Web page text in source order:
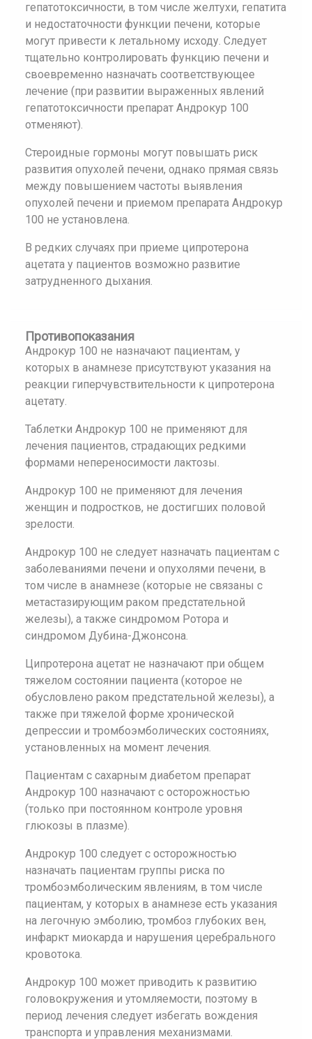
гепатотоксичности, в том числе желтухи, гепатита
и недостаточности функции печени, которые
могут привести к летальному исходу. Следует
тщательно контролировать функцию печени и
своевременно назначать соответствующее
лечение (при развитии выраженных явлений
гепатотоксичности препарат Андрокур 100
отменяют).
Стероидные гормоны могут повышать риск
развития опухолей печени, однако прямая связь
между повышением частоты выявления
опухолей печени и приемом препарата Андрокур
100 не установлена.
В редких случаях при приеме ципротерона
ацетата у пациентов возможно развитие
затрудненного дыхания.
Противопоказания
Андрокур 100 не назначают пациентам, у
которых в анамнезе присутствуют указания на
реакции гиперчувствительности к ципротерона
ацетату.
Таблетки Андрокур 100 не применяют для
лечения пациентов, страдающих редкими
формами непереносимости лактозы.
Андрокур 100 не применяют для лечения
женщин и подростков, не достигших половой
зрелости.
Андрокур 100 не следует назначать пациентам с
заболеваниями печени и опухолями печени, в
том числе в анамнезе (которые не связаны с
метастазирующим раком предстательной
железы), а также синдромом Ротора и
синдромом Дубина-Джонсона.
Ципротерона ацетат не назначают при общем
тяжелом состоянии пациента (которое не
обусловлено раком предстательной железы), а
также при тяжелой форме хронической
депрессии и тромбоэмболических состояниях,
установленных на момент лечения.
Пациентам с сахарным диабетом препарат
Андрокур 100 назначают с осторожностью
(только при постоянном контроле уровня
глюкозы в плазме).
Андрокур 100 следует с осторожностью
назначать пациентам группы риска по
тромбоэмболическим явлениям, в том числе
пациентам, у которых в анамнезе есть указания
на легочную эмболию, тромбоз глубоких вен,
инфаркт миокарда и нарушения церебрального
кровотока.
Андрокур 100 может приводить к развитию
головокружения и утомляемости, поэтому в
период лечения следует избегать вождения
транспорта и управления механизмами.